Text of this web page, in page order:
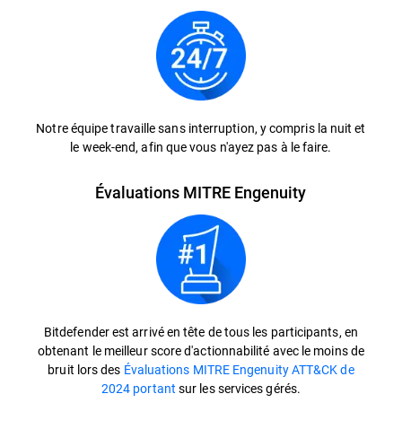
Notre équipe travaille sans interruption, y compris la nuit et
le week-end, afin que vous n'ayez pas à le faire.
Évaluations MITRE Engenuity
Bitdefender est arrivé en tête de tous les participants, en
obtenant le meilleur score d'actionnabilité avec le moins de
bruit lors des Évaluations MITRE Engenuity ATT&CK de
2024 portant sur les services gérés.